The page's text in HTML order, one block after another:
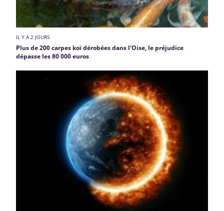
IL Y A 2 JOURS
Plus de 200 carpes koï dérobées dans l'Oise, le préjudice
dépasse les 80 000 euros